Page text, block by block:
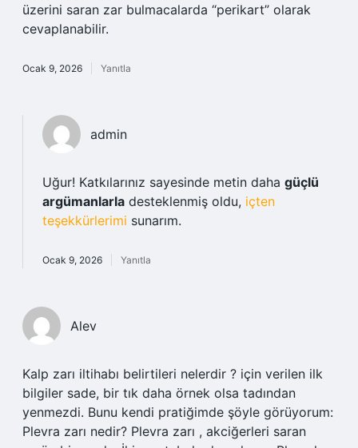
üzerini saran zar bulmacalarda “perikart” olarak
cevaplanabilir.
Ocak 9, 2026 Yanıtla
admin
Uğur! Katkılarınız sayesinde metin daha güçlü
argümanlarla desteklenmiş oldu, içten
teşekkürlerimi sunarım.
Ocak 9, 2026 Yanıtla
Alev
Kalp zarı iltihabı belirtileri nelerdir ? için verilen ilk
bilgiler sade, bir tık daha örnek olsa tadından
yenmezdi. Bunu kendi pratiğimde şöyle görüyorum:
Plevra zarı nedir? Plevra zarı , akciğerleri saran